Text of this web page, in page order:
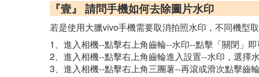
『壹』 請問手機如何去除圖片水印
若是使用大臘vivo手機需要取消拍照水印，不同機型
1、進入相機--點擊右上角齒輪--水印--點擊「關閉」即
2、進入相機--點擊右上角齒輪進入設置--水印，選擇
3、進入相機--點擊右上角三團薯--再滾或滑次點擊齒